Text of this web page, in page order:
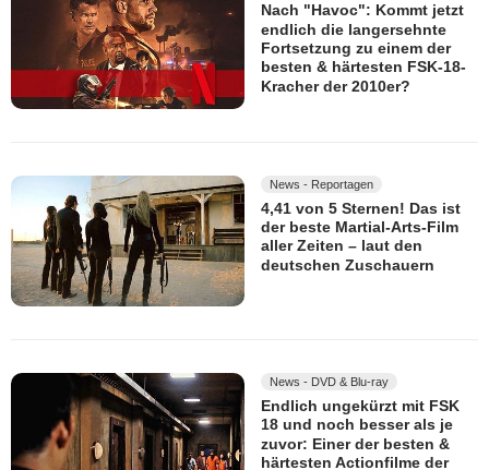
Nach "Havoc": Kommt jetzt
endlich die langersehnte
Fortsetzung zu einem der
besten & härtesten FSK-18-
Kracher der 2010er?
News - Reportagen
4,41 von 5 Sternen! Das ist
der beste Martial-Arts-Film
aller Zeiten – laut den
deutschen Zuschauern
News - DVD & Blu-ray
Endlich ungekürzt mit FSK
18 und noch besser als je
zuvor: Einer der besten &
härtesten Actionfilme der